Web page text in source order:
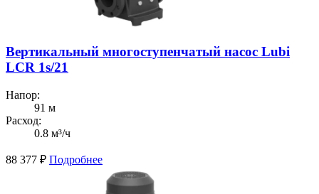
Вертикальный многоступенчатый насос Lubi
LCR 1s/21
Напор:
91 м
Расход:
0.8 м³/ч
88 377 ₽ Подробнее